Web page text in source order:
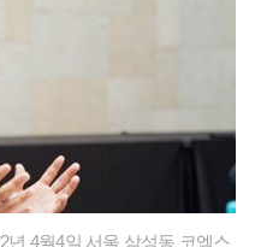
년 4월4일 서울 삼성동 코엑스